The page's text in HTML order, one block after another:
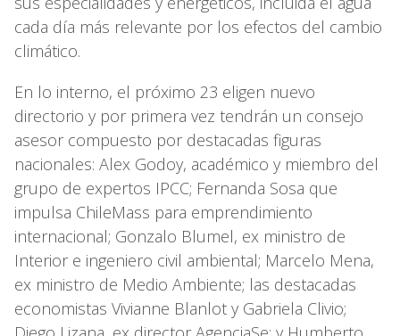
cada día más relevante por los efectos del cambio
climático.
En lo interno, el próximo 23 eligen nuevo
directorio y por primera vez tendrán un consejo
asesor compuesto por destacadas figuras
nacionales: Alex Godoy, académico y miembro del
grupo de expertos IPCC; Fernanda Sosa que
impulsa ChileMass para emprendimiento
internacional; Gonzalo Blumel, ex ministro de
Interior e ingeniero civil ambiental; Marcelo Mena,
ex ministro de Medio Ambiente; las destacadas
economistas Vivianne Blanlot y Gabriela Clivio;